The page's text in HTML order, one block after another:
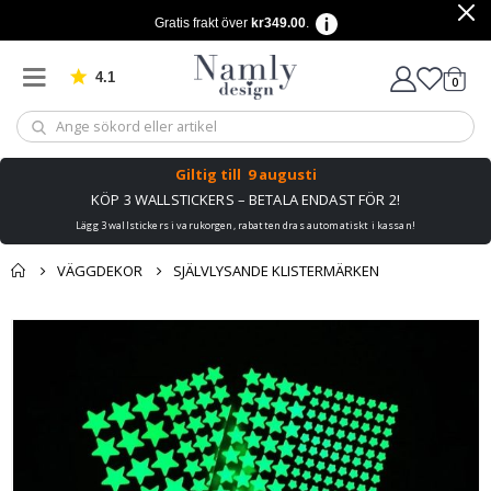
Gratis frakt över kr349.00.
4.1 Baserat på 1030 betyg 0
Giltig till 9 augusti
KÖP 3 WALLSTICKERS – BETALA ENDAST FÖR 2!
Lägg 3 wallstickers i varukorgen, rabatten dras automatiskt i kassan!
VÄGGDEKOR SJÄLVLYSANDE KLISTERMÄRKEN
Du kanske också
bildgalleriet